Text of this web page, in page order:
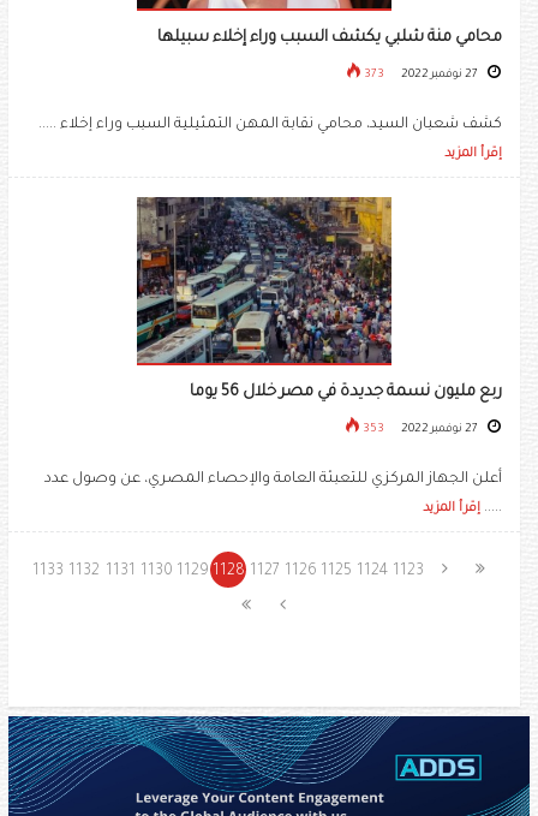
محامي منة شلبي يكشف السبب وراء إخلاء سبيلها
373
كشف شعبان السيد، محامي نقابة المهن التمثيلية السبب وراء إخلاء .....
إقرأ المزيد
ربع مليون نسمة جديدة في مصر خلال 56 يوما
353
أعلن الجهاز المركزي للتعبئة العامة والإحصاء المصري، عن وصول عدد
..... إقرأ المزيد
1123
1124
1125
1126
1127
1128
1129
1130
1131
1132
1133